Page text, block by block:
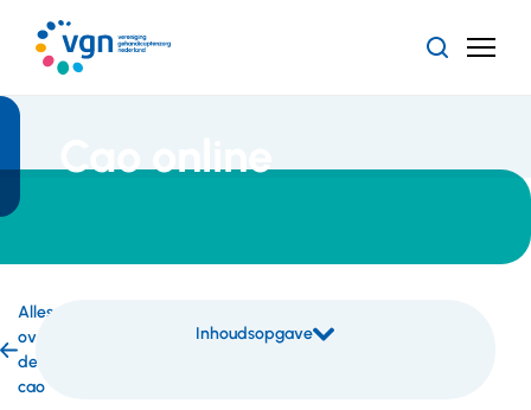
naar
hoofdinhoud
ZoekenMenu
Cao online
Alles
over
de
cao
Inhoudsopgave